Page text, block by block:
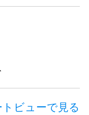
ビューで見る